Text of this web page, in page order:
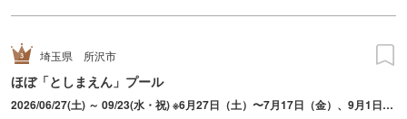
埼玉県 所沢市
ほぼ「としまえん」プール
2026/06/27(土) ～ 09/23(水・祝) ※6月27日（土）〜7月17日（金）、9月1日（火）〜は土日祝のみ